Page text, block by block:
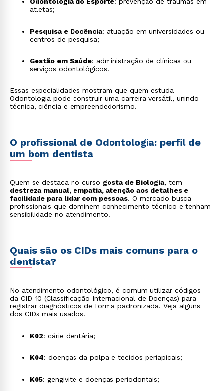
atletas;
Pesquisa e Docência: atuação em universidades ou
centros de pesquisa;
Gestão em Saúde: administração de clínicas ou
serviços odontológicos.
Essas especialidades mostram que quem estuda
Odontologia pode construir uma carreira versátil, unindo
técnica, ciência e empreendedorismo.
O profissional de Odontologia: perfil de
um bom dentista
Quem se destaca no curso gosta de Biologia, tem
destreza manual, empatia, atenção aos detalhes e
facilidade para lidar com pessoas. O mercado busca
profissionais que dominem conhecimento técnico e tenham
sensibilidade no atendimento.
Quais são os CIDs mais comuns para o
dentista?
No atendimento odontológico, é comum utilizar códigos
da CID-10 (Classificação Internacional de Doenças) para
registrar diagnósticos de forma padronizada. Veja alguns
dos CIDs mais usados!
K02: cárie dentária;
K04: doenças da polpa e tecidos periapicais;
K05: gengivite e doenças periodontais;